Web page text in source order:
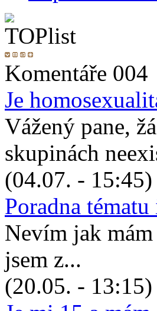
Komentáře 004
Je
Vážený pane,
skupinách
(04.07. - 15:45)
Poradna
Nevím jak
jsem z...
(20.05. - 13:15)